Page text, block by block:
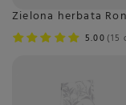
Zielona herbata
5.00 15